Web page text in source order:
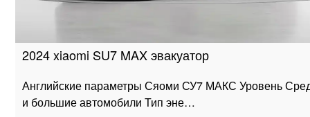
2024 xiaomi SU7 MAX эвакуатор
Английские параметры Сяоми СУ7 МАКС Уровень
и большие автомобили Тип эне…